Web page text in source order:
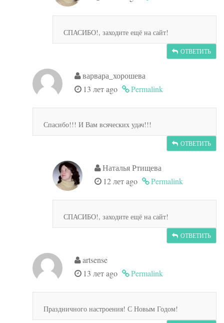
СПАСИБО!, заходите ещё на сайт!
ОТВЕТИТЬ
варвара_хорошева
13 лет ago
Permalink
Спасибо!!! И Вам всяческих удач!!!
ОТВЕТИТЬ
Наталья Ртищева
12 лет ago
Permalink
СПАСИБО!, заходите ещё на сайт!
ОТВЕТИТЬ
artsense
13 лет ago
Permalink
Праздничного настроения! С Новым Годом!